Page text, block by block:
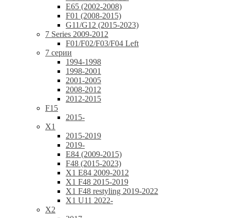
E65 (2002-2008)
F01 (2008-2015)
G11/G12 (2015-2023)
7 Series 2009-2012
F01/F02/F03/F04 Left
7 серии
1994-1998
1998-2001
2001-2005
2008-2012
2012-2015
F15
2015-
X1
2015-2019
2019-
E84 (2009-2015)
F48 (2015-2023)
X1 E84 2009-2012
X1 F48 2015-2019
X1 F48 restyling 2019-2022
X1 U11 2022-
X2